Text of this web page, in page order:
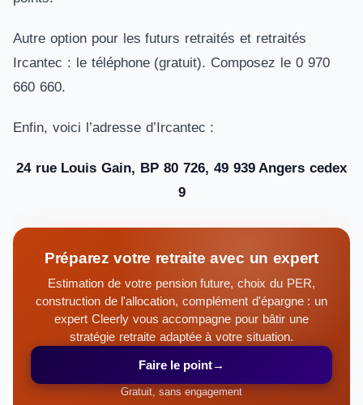
Autre option pour les futurs retraités et retraités
Ircantec : le téléphone (gratuit). Composez le 0 970
660 660.
Enfin, voici l’adresse d’Ircantec :
24 rue Louis Gain, BP 80 726, 49 939 Angers cedex
9
Préparez votre retraite avec un expert
Estimation de votre pension future, choix du PER,
construction de l'allocation, complément d'épargne : un
expert Cleerly vous accompagne pour bâtir une
stratégie retraite adaptée à votre situation.
Faire le point→
Gratuit, sans engagement